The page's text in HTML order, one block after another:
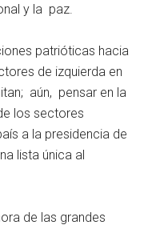
y la paz.
patrióticas hacia
de izquierda en
aún, pensar en la
los sectores
a la presidencia de
lista única al
de las grandes